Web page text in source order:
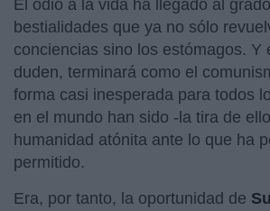
El odio a la vida ha llegado al
bestialidades que ya no sólo
conciencias sino los estómagos. Y
duden, terminará como el
forma casi inesperada para todos
en el mundo han sido -la tira de
humanidad atónita ante lo que ha
permitido.
Era, por tanto, la oportunidad de